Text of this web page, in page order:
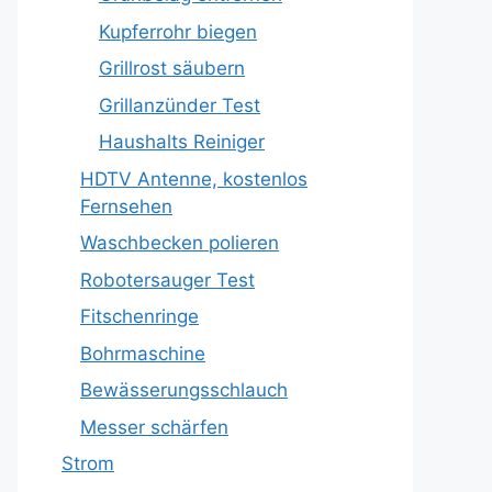
Kupferrohr biegen
Grillrost säubern
Grillanzünder Test
Haushalts Reiniger
HDTV Antenne, kostenlos
Fernsehen
Waschbecken polieren
Robotersauger Test
Fitschenringe
Bohrmaschine
Bewässerungsschlauch
Messer schärfen
Strom